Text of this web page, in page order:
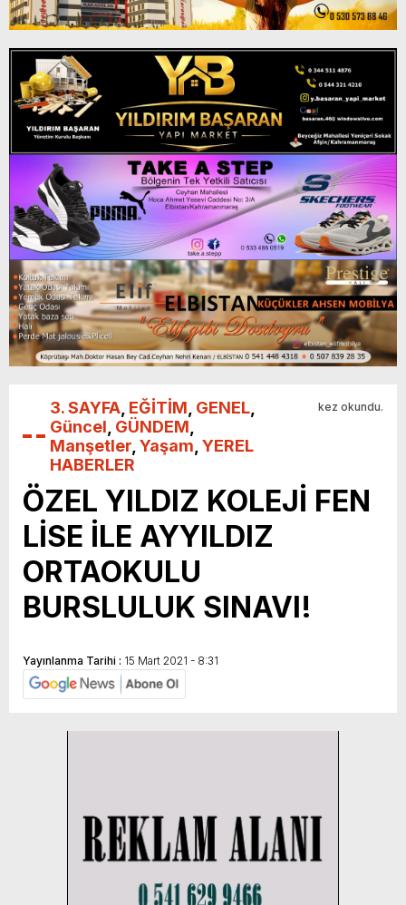
3. SAYFA EĞİTİM GENEL
Güncel GÜNDEM
Manşetler Yaşam YEREL
HABERLER
kez okundu.
ÖZEL YILDIZ KOLEJİ FEN
LİSE İLE AYYILDIZ
ORTAOKULU
BURSLULUK SINAVI!
Yayınlanma Tarihi : 15 Mart 2021 - 8:31